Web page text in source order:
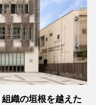
織の垣根を越えた